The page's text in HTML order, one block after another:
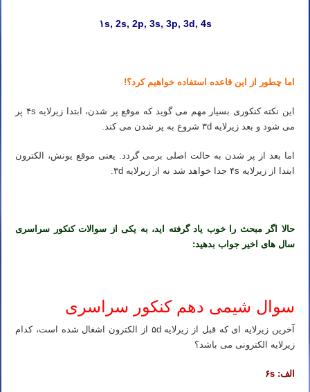
۱s, 2s, 2p, 3s, 3p, 3d, 4s
اما چطور از این قاعده استفاده خواهیم کرد؟!
این نکته کنکوری بسیار مهم می گوید که موقع پر شدن، ابتدا زیرلایه ۴s پر
می شود و بعد زیرلایه ۳d شروع به پر شدن می کند.
اما بعد از پر شدن به حالت اصلی برمی گردد. یعنی موقع یونش، الکترون
ابتدا از زیرلایه ۴s جدا خواهد شد نه از زیرلایه ۳d.
حالا اگر مبحث را خوب یاد گرفته اید، به یکی از سوالات کنکور سراسری
سال های اخیر جواب بدهید:
سوال شیمی دهم کنکور سراسری
آخرین زیرلایه ای که قبل از زیرلایه ۵d از الکترون اشغال شده است، کدام
زیرلایه الکترونی می باشد؟
الف: ۶s